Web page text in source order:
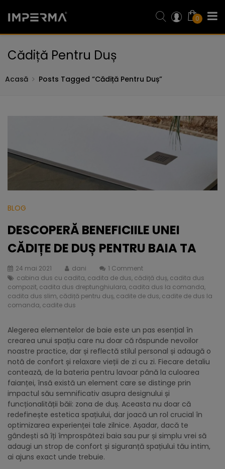
0
Cădiță Pentru Duș
Acasă Posts Tagged “cădiță Pentru Duș”
BLOG
DESCOPERĂ BENEFICIILE UNEI
CĂDIȚE DE DUȘ PENTRU BAIA TA
24 mai 2021 dani
1 Comment
cabina dus cu cadita, cadita de dus, cădiță duș, cadita dus
compozit, cadita dus dreptunghiulara, cadita dus la comanda,
cadita dus slim, cădiță pentru duș, cadite de dus, cadite de dus la
comanda, cadite dus
Alegerea elementelor de baie este un pas esențial în
crearea unui spațiu care nu doar că răspunde nevoilor
noastre practice, dar și reflectă stilul personal și adaugă o
notă de confort și relaxare vieții de zi cu zi. Fiecare detaliu
contează, de la bateria pentru lavoar până la culoarea
faianței, însă există un element care se distinge prin
impactul său semnificativ asupra designului și
funcționalității băii: zona de duș. Aceasta nu doar că
redefinește estetica spațiului, dar joacă un rol crucial în
optimizarea experienței tale zilnice. Așadar, dacă te
gândești să îți împrospătezi baia sau pur și simplu vrei să
adaugi un strop de confort și siguranță spațiului tău intim,
ai ajuns exact unde trebuie.